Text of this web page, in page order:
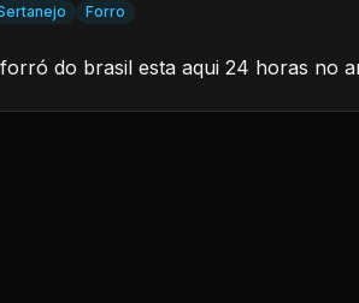
Forro
do brasil esta aqui 24 horas no